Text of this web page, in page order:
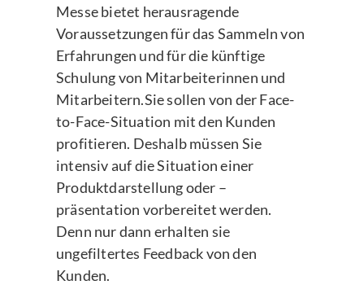
Messe bietet herausragende
Voraussetzungen für das Sammeln von
Erfahrungen und für die künftige
Schulung von Mitarbeiterinnen und
Mitarbeitern.Sie sollen von der Face-
to-Face-Situation mit den Kunden
profitieren. Deshalb müssen Sie
intensiv auf die Situation einer
Produktdarstellung oder –
präsentation vorbereitet werden.
Denn nur dann erhalten sie
ungefiltertes Feedback von den
Kunden.